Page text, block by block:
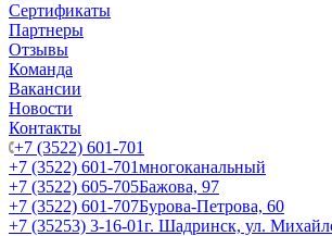
Сертификаты
Партнеры
Отзывы
Команда
Вакансии
Новости
Контакты
+7 (3522) 601-701
+7 (3522) 601-701многоканальный
+7 (3522) 605-705Бажова, 97
+7 (3522) 601-707Бурова-Петрова, 60
+7 (35253) 3-16-01г. Шадринск, ул.